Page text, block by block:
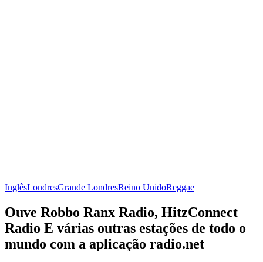
InglêsLondresGrande LondresReino UnidoReggae
Ouve Robbo Ranx Radio, HitzConnect
Radio E várias outras estações de todo o
mundo com a aplicação radio.net